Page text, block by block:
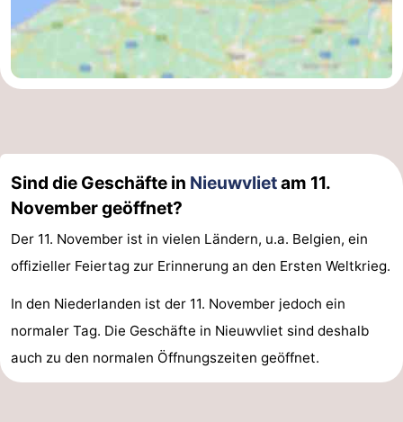
Domburg
Zoutelande
-
Vlissingen
-
Vlaanderen
-
Breskens
-
Retranchement
-
Sind die Geschäfte in Nieuwvlietam 11.
November geöffnet?
Der 11. November ist in vielen Ländern, u.a. Belgien, ein
offizieller Feiertag zur Erinnerung an den Ersten Weltkrieg.
In den Niederlanden ist der 11. November jedoch ein
normaler Tag. Die Geschäfte in Nieuwvliet sind deshalb
auch zu den normalen Öffnungszeiten geöffnet.